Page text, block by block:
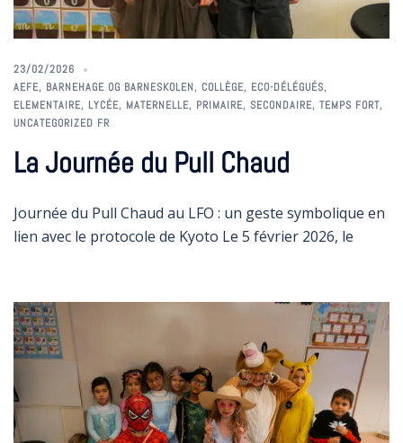
23/02/2026
AEFE, BARNEHAGE OG BARNESKOLEN, COLLÈGE, ECO-DÉLÉGUÉS,
ELEMENTAIRE, LYCÉE, MATERNELLE, PRIMAIRE, SECONDAIRE, TEMPS FORT,
UNCATEGORIZED FR
La Journée du Pull Chaud
Journée du Pull Chaud au LFO : un geste symbolique en
lien avec le protocole de Kyoto Le 5 février 2026, le